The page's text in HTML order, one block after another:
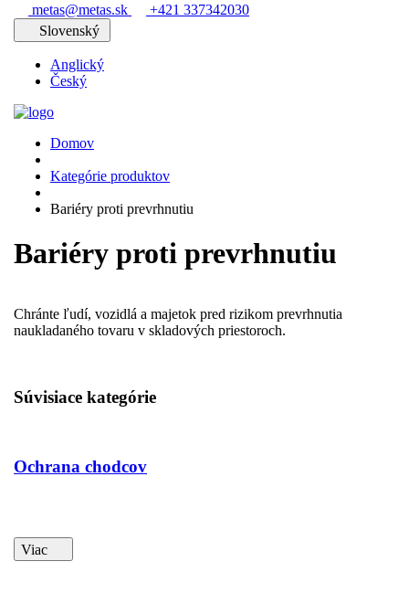
metas@metas.sk
+421 337342030
Slovenský
Anglický
Český
Domov
Kategórie produktov
Bariéry proti prevrhnutiu
Bariéry proti prevrhnutiu
Chránte ľudí, vozidlá a majetok pred rizikom prevrhnutia
naukladaného tovaru v skladových priestoroch.
Súvisiace kategórie
Ochrana chodcov
Viac